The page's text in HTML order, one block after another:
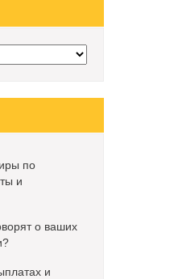
по
и
о ваших
и